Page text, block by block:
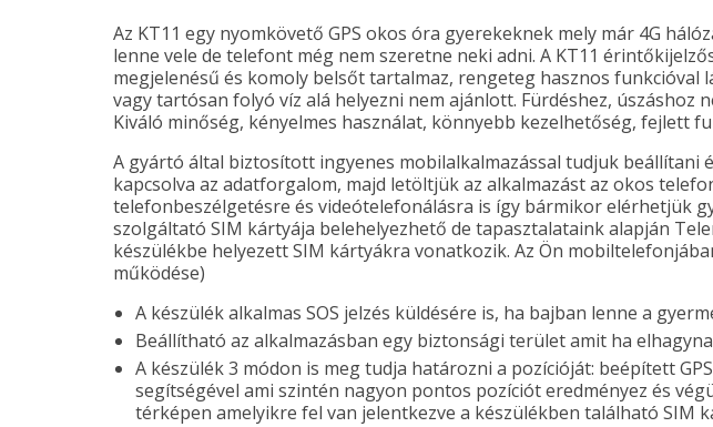
Az KT11 egy nyomkövető GPS okos óra gyerekeknek mely már 4G
lenne vele de telefont még nem szeretne neki adni. A KT11
megjelenésű és komoly belsőt tartalmaz, rengeteg hasznos funkcióval
vagy tartósan folyó víz alá helyezni nem ajánlott. Fürdéshez,
Kiváló minőség, kényelmes használat, könnyebb kezelhetőség, fejlett
A gyártó által biztosított ingyenes mobilalkalmazással tudjuk beállítani
kapcsolva az adatforgalom, majd letöltjük az alkalmazást az okos
telefonbeszélgetésre és videótelefonálásra is így bármikor elérhetjük
szolgáltató SIM kártyája belehelyezhető de tapasztalataink alapján
készülékbe helyezett SIM kártyákra vonatkozik. Az Ön
működése)
A készülék alkalmas SOS jelzés küldésére is, ha bajban lenne a
Beállítható az alkalmazásban egy biztonsági terület amit ha
A készülék 3 módon is meg tudja határozni a pozícióját: beépített
segítségével ami szintén nagyon pontos pozíciót eredményez és
térképen amelyikre fel van jelentkezve a készülékben található SIM